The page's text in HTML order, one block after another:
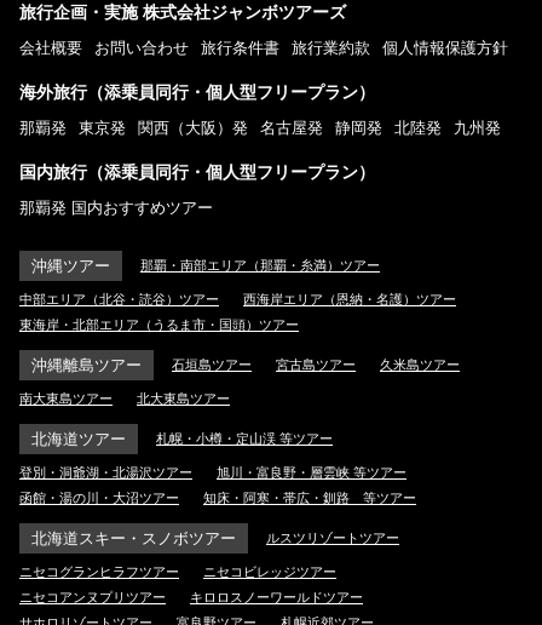
旅行企画・実施 株式会社ジャンボツアーズ
会社概要 お問い合わせ 旅行条件書 旅行業約款 個人情報保護方針
海外旅行（添乗員同行・個人型フリープラン）
那覇発 東京発 関西（大阪）発 名古屋発 静岡発 北陸発 九州発
国内旅行（添乗員同行・個人型フリープラン）
那覇発 国内おすすめツアー
沖縄ツアー 那覇・南部エリア（那覇・糸満）ツアー
中部エリア（北谷・読谷）ツアー
西海岸エリア（恩納・名護）ツアー
東海岸・北部エリア（うるま市・国頭）ツアー
沖縄離島ツアー 石垣島ツアー 宮古島ツアー 久米島ツアー
南大東島ツアー 北大東島ツアー
北海道ツアー 札幌・小樽・定山渓 等ツアー
登別・洞爺湖・北湯沢ツアー
旭川・富良野・層雲峡 等ツアー
函館・湯の川・大沼ツアー
知床・阿寒・帯広・釧路 等ツアー
北海道スキー・スノボツアー ルスツリゾートツアー
ニセコグランヒラフツアー
ニセコビレッジツアー
ニセコアンヌプリツアー
キロロスノーワールドツアー